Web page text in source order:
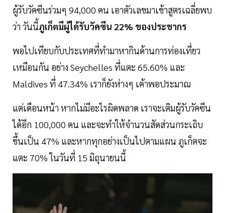
ผู้รับวัคซีนร่วมๆ 94,000 คน เอาตัวเลขมาเข้าสูตรเฉลี่ยพบ
ว่า วันนี้ภูเก็ตมีผู้ได้รับวัคซีน 22% ของประชากร
พอไปเทียบกับประเทศที่ทำมาหากินด้านการท่องเที่ยว
เหมือนกัน อย่าง Seychelles ที่แตะ 65.60% และ
Maldives ที่ 47.34% เราก็ยังห่างๆ เค้าพอประมาณ
แต่เดือนหน้า หากไม่มีอะไรผิดพลาด เราจะเติมผู้รับวัคซีน
ได้อีก 100,000 คน และจะทำให้จำนวนสัดส่วนกระเถิบ
ขึ้นเป็น 47% และหากทุกอย่างเป็นไปตามแผน ภูเก็ตจะ
แตะ 70% ในวันที่ 15 มิถุนายนนี้